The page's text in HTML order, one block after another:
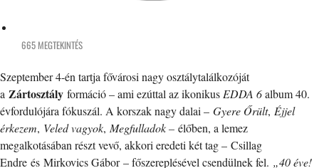
665 MEGTEKINTÉS
Szeptember 4-én tartja fővárosi nagy osztálytalálkozóját
a Zártosztály formáció – ami ezúttal az ikonikus EDDA 6album 40.
évfordulójára fókuszál. A korszak nagy dalai – Gyere Őrült, Éjjel
érkezem, Veled vagyok, Megfulladok – élőben, a lemez
megalkotásában részt vevő, akkori eredeti két tag – Csillag
Endre és Mirkovics Gábor – főszereplésével csendülnek fel. „40 éve!